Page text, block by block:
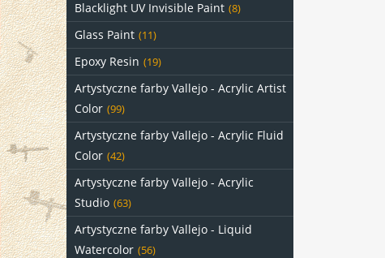
Blacklight UV Invisible Paint (8)
Glass Paint (11)
Epoxy Resin (19)
Artystyczne farby Vallejo - Acrylic Artist
Color (99)
Artystyczne farby Vallejo - Acrylic Fluid
Color (42)
Artystyczne farby Vallejo - Acrylic
Studio (63)
Artystyczne farby Vallejo - Liquid
Watercolor (56)